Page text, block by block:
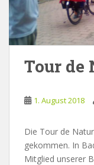
Tour de
1. August 2018
Die Tour de
gekommen. In
Mitglied unserer